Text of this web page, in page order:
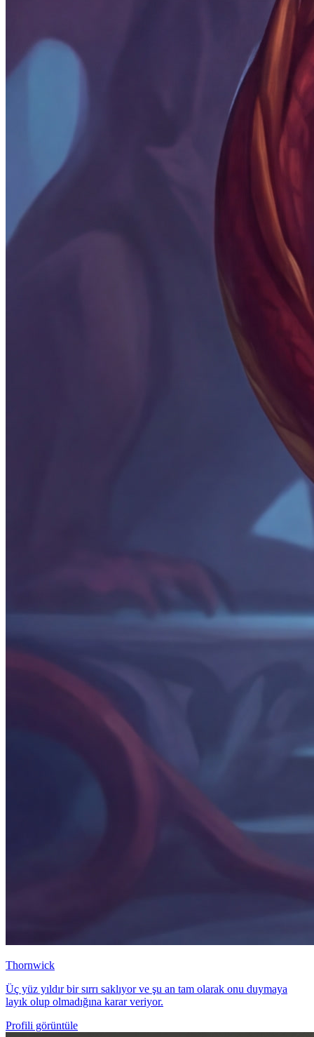
Thornwick
Üç yüz yıldır bir sırrı saklıyor ve şu an tam olarak onu duymaya
layık olup olmadığına karar veriyor.
Profili görüntüle